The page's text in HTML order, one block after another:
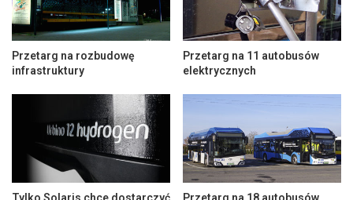
Przetarg na rozbudowę
infrastruktury
Przetarg na 11 autobusów
elektrycznych